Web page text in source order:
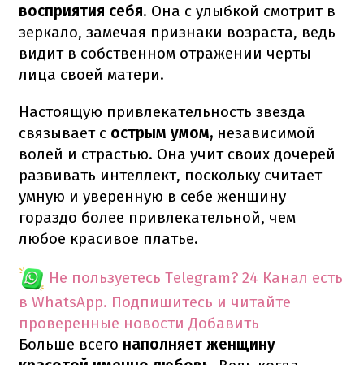
восприятия себя. Она с улыбкой смотрит в
зеркало, замечая признаки возраста, ведь
видит в собственном отражении черты
лица своей матери.
Настоящую привлекательность звезда
связывает с острым умом, независимой
волей и страстью. Она учит своих дочерей
развивать интеллект, поскольку считает
умную и уверенную в себе женщину
гораздо более привлекательной, чем
любое красивое платье.
Не пользуетесь Telegram? 24 Канал есть
в WhatsApp. Подпишитесь и читайте
проверенные новости Добавить
Больше всего наполняет женщину